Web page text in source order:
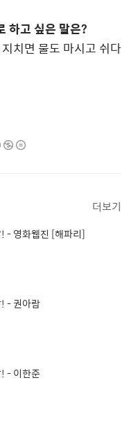
하고 싶은 말은?
치면 물도 마시고 쉬다
더보기
- 영화웹진 [해파리]
- 권아람
- 이한준